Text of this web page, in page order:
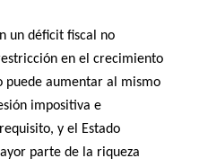
un déficit fiscal no
en el crecimiento
puede aumentar al mismo
impositiva e
y el Estado
parte de la riqueza